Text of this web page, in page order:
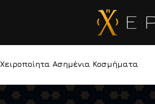
Χειροποίητα Ασημένια Κοσμήματα